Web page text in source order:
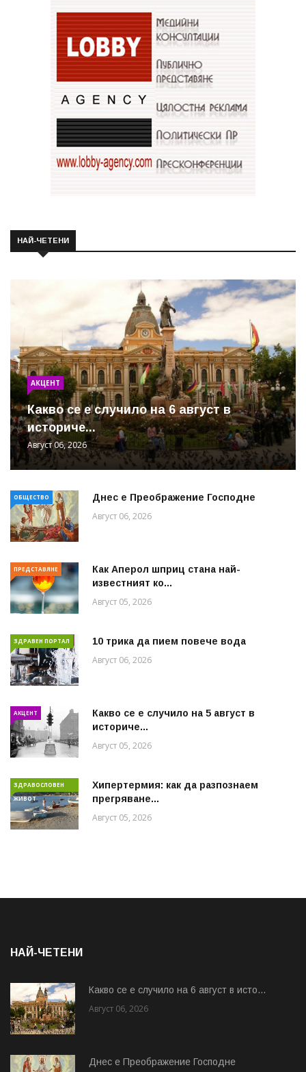
НАЙ-ЧЕТЕНИ
АКЦЕНТ
Какво се е случило на 6 август в
историче...
Август 06, 2026
ОБЩЕСТВО Днес е Преображение Господне
Август 06, 2026
ПРЕДСТАВЯНЕ
Как Аперол шприц стана най-
известният ко...
Август 05, 2026
ЗДРАВЕН ПОРТАЛ 10 трика да пием повече вода
Август 06, 2026
АКЦЕНТ
Какво се е случило на 5 август в
историче...
Август 05, 2026
ЗДРАВОСЛОВЕН
ЖИВОТ
Хипертермия: как да разпознаем
прегряване...
Август 05, 2026
НАЙ-ЧЕТЕНИ
Какво се е случило на 6 август в исто...
Август 06, 2026
Днес е Преображение Господне